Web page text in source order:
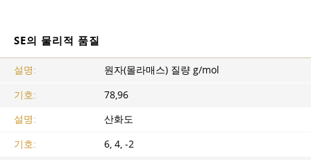
SE의 물리적 품질
설명:
원자(몰라매스) 질량 g/mol
기호:
78,96
설명:
산화도
기호:
6, 4, -2